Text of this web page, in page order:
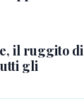
il ruggito di
gli